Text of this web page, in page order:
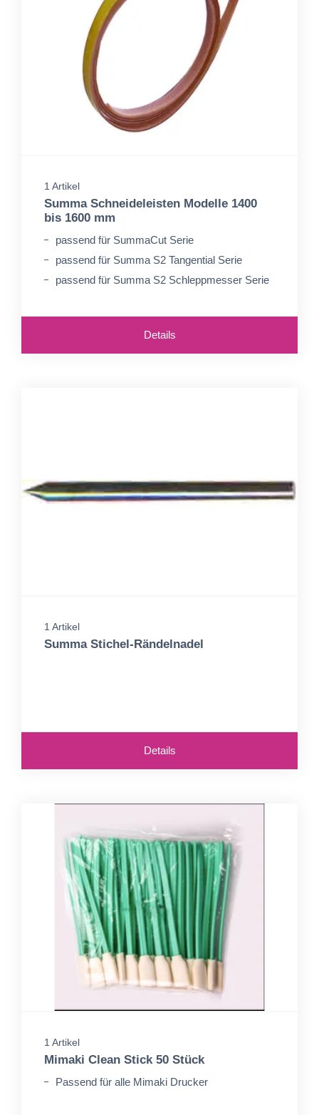
1 Artikel
Summa Schneideleisten Modelle 1400
bis 1600 mm
passend für SummaCut Serie
passend für Summa S2 Tangential Serie
passend für Summa S2 Schleppmesser Serie
Details
1 Artikel
Summa Stichel-Rändelnadel
Details
1 Artikel
Mimaki Clean Stick 50 Stück
Passend für alle Mimaki Drucker